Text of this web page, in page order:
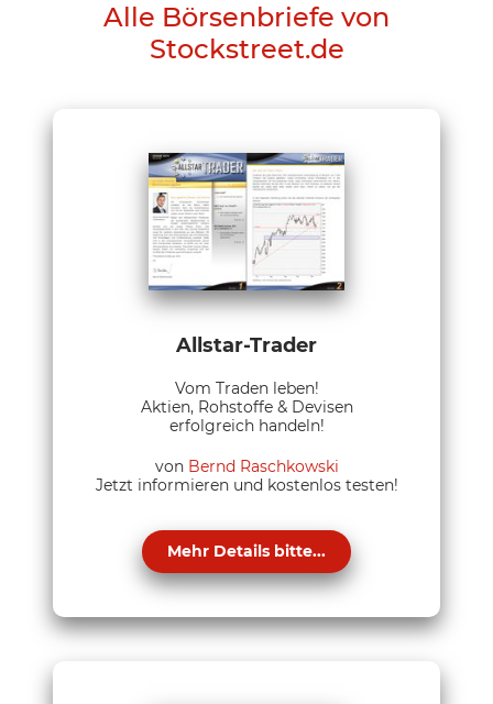
Alle Börsenbriefe von
Stockstreet.de
Allstar-Trader
Vom Traden leben!
Aktien, Rohstoffe & Devisen
erfolgreich handeln!
von Bernd Raschkowski
Jetzt informieren und kostenlos testen!
Mehr Details bitte...